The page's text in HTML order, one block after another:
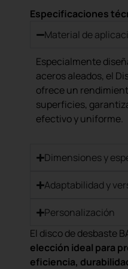
Especificaciones
Material de
Especialmente
aceros aleados, el
ofrece un
superficies,
efectivo y uniforme.
Dimensiones y
Adaptabilidad y
Personalización
El disco de desbaste
elección ideal para
eficiencia,